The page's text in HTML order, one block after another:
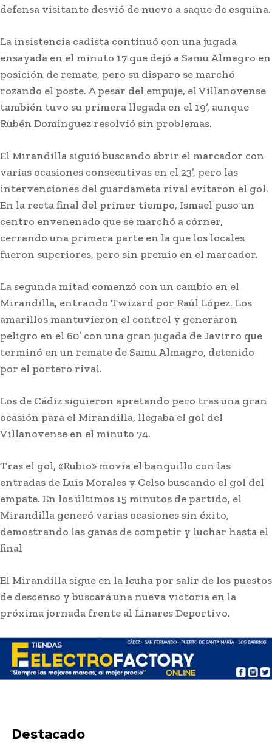
Actualidad
Adela del Moral ya da nombre
a su colegio tras retirar el de
Juan Carlos Aragón por
sentencia de malos tratos
Lo más leído
Semana Santa
Jaén: Roban joyas de la Virgen de la Fuensanta
Actualidad
solicitar las ayudas para promover la igualdad
y conciliación
defensa visitante desvió de nuevo a saque de esquina.
La insistencia cadista continuó con una jugada
ensayada en el minuto 17 que dejó a Samu Almagro en
posición de remate, pero su disparo se marchó
rozando el poste. A pesar del empuje, el Villanovense
también tuvo su primera llegada en el 19’, aunque
Rubén Domínguez resolvió sin problemas.
El Mirandilla siguió buscando abrir el marcador con
varias ocasiones consecutivas en el 23’, pero las
intervenciones del guardameta rival evitaron el gol.
En la recta final del primer tiempo, Ismael puso un
centro envenenado que se marchó a córner,
cerrando una primera parte en la que los locales
fueron superiores, pero sin premio en el marcador.
La segunda mitad comenzó con un cambio en el
Mirandilla, entrando Twizard por Raúl López. Los
amarillos mantuvieron el control y generaron
peligro en el 60’ con una gran jugada de Javirro que
terminó en un remate de Samu Almagro, detenido
por el portero rival.
Los de Cádiz siguieron apretando pero tras una gran
ocasión para el Mirandilla, llegaba el gol del
Villanovense en el minuto 74.
Tras el gol, «Rubio» movía el banquillo con las
entradas de Luis Morales y Celso buscando el gol del
empate. En los últimos 15 minutos de partido, el
Mirandilla generó varias ocasiones sin éxito,
demostrando las ganas de competir y luchar hasta el
final
El Mirandilla sigue en la lcuha por salir de los puestos
de descenso y buscará una nueva victoria en la
próxima jornada frente al Linares Deportivo.
Destacado